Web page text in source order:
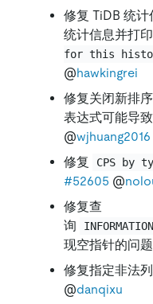
修复 TiDB 统
统计信息并打印
for this
@hawkingrei
修复关闭新排
表达式可能导
@wjhuang2016
修复
CPS by
#52605 @
修复查
询
现空指针的问题
修复指定非法
@danqixu